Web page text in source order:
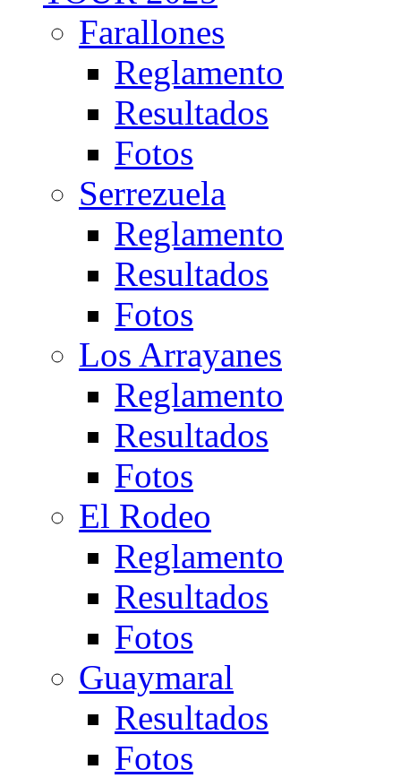
Farallones
Reglamento
Resultados
Fotos
Serrezuela
Reglamento
Resultados
Fotos
Los Arrayanes
Reglamento
Resultados
Fotos
El Rodeo
Reglamento
Resultados
Fotos
Guaymaral
Resultados
Fotos